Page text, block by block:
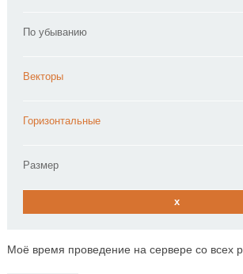
По убыванию
Векторы
Горизонтальные
Размер
x
Моё время проведение на сервере со всех